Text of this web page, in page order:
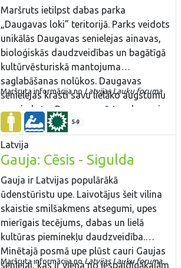
saistītu pakalpojumu klāsts. Pirms kāpj
laivās, vismaz dažas stundas ir vērts
veltīt Kandavas apskatei.
Maršruts ietilpst dabas parka
„Daugavas loki” teritorijā. Parks veidots
unikālās Daugavas senielejas ainavas,
bioloģiskās daudzveidības un bagātīgā
kultūrvēsturiskā mantojuma
saglabāšanas nolūkos. Daugavas
senielejas krasti savu lielāko augstumu
sasniedz t.s. Daugavas vārtos, kur upi
iekļauj Ververu un Slutišku kraujas.
Daugavas senielejas ainava „putna
lidojuma” perspektīvā paveras no
Priedaines skatu torņa. Vasargeliškos un
Lazdukalnos 2015. g. ir uzbūvēti jauni
skatu torņi. Skaistākās ainavas, kas
veidojušās dabas un cilvēka
mijiedarbībā, vērojamas Krāslavas,
Užinkalna, Slutišku, Elernes un
Juzefovas apkaimēs. Pie Adamovas,
Dinaburgas un Slutiškos izveidotas
Maršruta informācija no Latvijas Lauku foruma​
5-9
Latvija
Gauja: Cēsis - Sigulda
Gauja ir Latvijas populārākā
ūdenstūristu upe. Laivotājus šeit vilina
skaistie smilšakmens atsegumi, upes
mierīgais tecējums, dabas un lielā
kultūras pieminekļu daudzveidība.
Minētajā posmā upe plūst cauri Gaujas
senlejai, kas ir viena no iespaidīgākajām
Maršruta informācija noLatvijas Lauku foruma